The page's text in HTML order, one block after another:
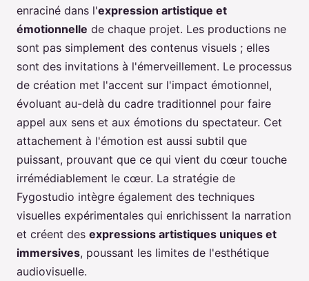
enraciné dans l'expression artistique et
émotionnelle de chaque projet. Les productions ne
sont pas simplement des contenus visuels ; elles
sont des invitations à l'émerveillement. Le processus
de création met l'accent sur l'impact émotionnel,
évoluant au-delà du cadre traditionnel pour faire
appel aux sens et aux émotions du spectateur. Cet
attachement à l'émotion est aussi subtil que
puissant, prouvant que ce qui vient du cœur touche
irrémédiablement le cœur. La stratégie de
Fygostudio intègre également des techniques
visuelles expérimentales qui enrichissent la narration
et créent des expressions artistiques uniques et
immersives, poussant les limites de l'esthétique
audiovisuelle.